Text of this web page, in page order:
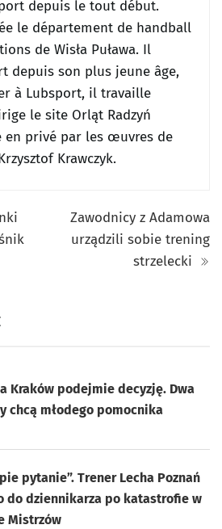
depuis le tout début.
le département de handball
de Wisła Puława. Il
depuis son plus jeune âge,
à Lubsport, il travaille
le site Orląt Radzyń
en privé par les œuvres de
Krawczyk.
Zawodnicy z Adamowa
urządzili sobie trening
strzelecki
Kraków podejmie decyzję. Dwa
chcą młodego pomocnika
pytanie”. Trener Lecha Poznań
do dziennikarza po katastrofie w
Mistrzów